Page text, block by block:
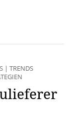
| TRENDS